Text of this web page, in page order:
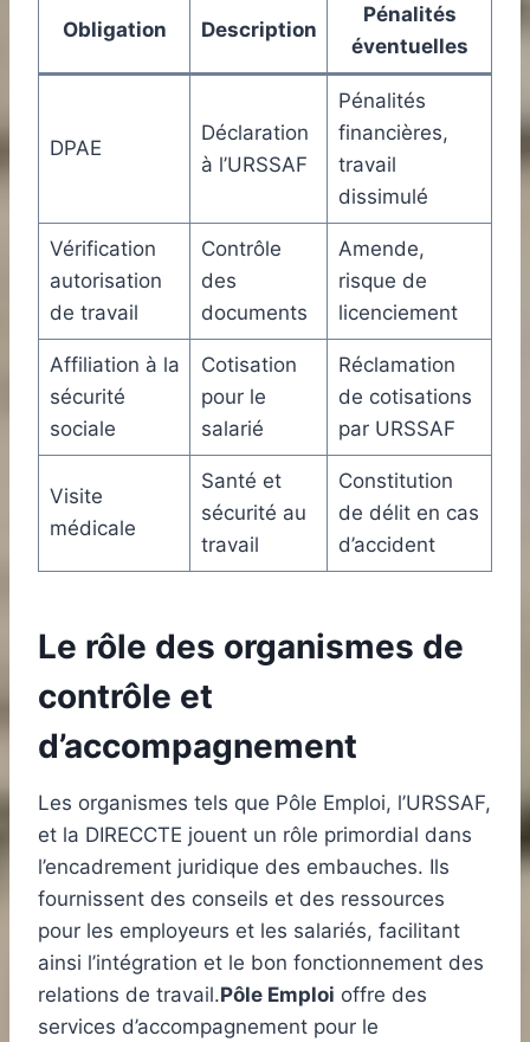
Obligation Description
Pénalités
éventuelles
DPAE
Déclaration
à l’URSSAF
Pénalités
financières,
travail
dissimulé
Vérification
autorisation
de travail
Contrôle
des
documents
Amende,
risque de
licenciement
Affiliation à la
sécurité
sociale
Cotisation
pour le
salarié
Réclamation
de cotisations
par URSSAF
Visite
médicale
Santé et
sécurité au
travail
Constitution
de délit en cas
d’accident
Le rôle des organismes de
contrôle et
d’accompagnement
Les organismes tels que Pôle Emploi, l’URSSAF,
et la DIRECCTE jouent un rôle primordial dans
l’encadrement juridique des embauches. Ils
fournissent des conseils et des ressources
pour les employeurs et les salariés, facilitant
ainsi l’intégration et le bon fonctionnement des
relations de travail.Pôle Emploi offre des
services d’accompagnement pour le